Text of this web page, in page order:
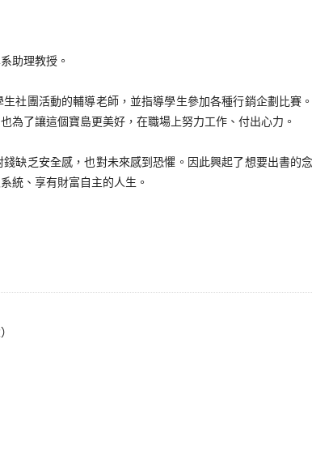
助理教授。
團活動的輔導老師，並指導學生參加各種行銷企劃比賽
為了讓這個寶島更美好，在職場上努力工作、付出心力。
乏安全感，也對未來感到恐懼。因此興起了想要出書的
統、享有財富自主的人生。